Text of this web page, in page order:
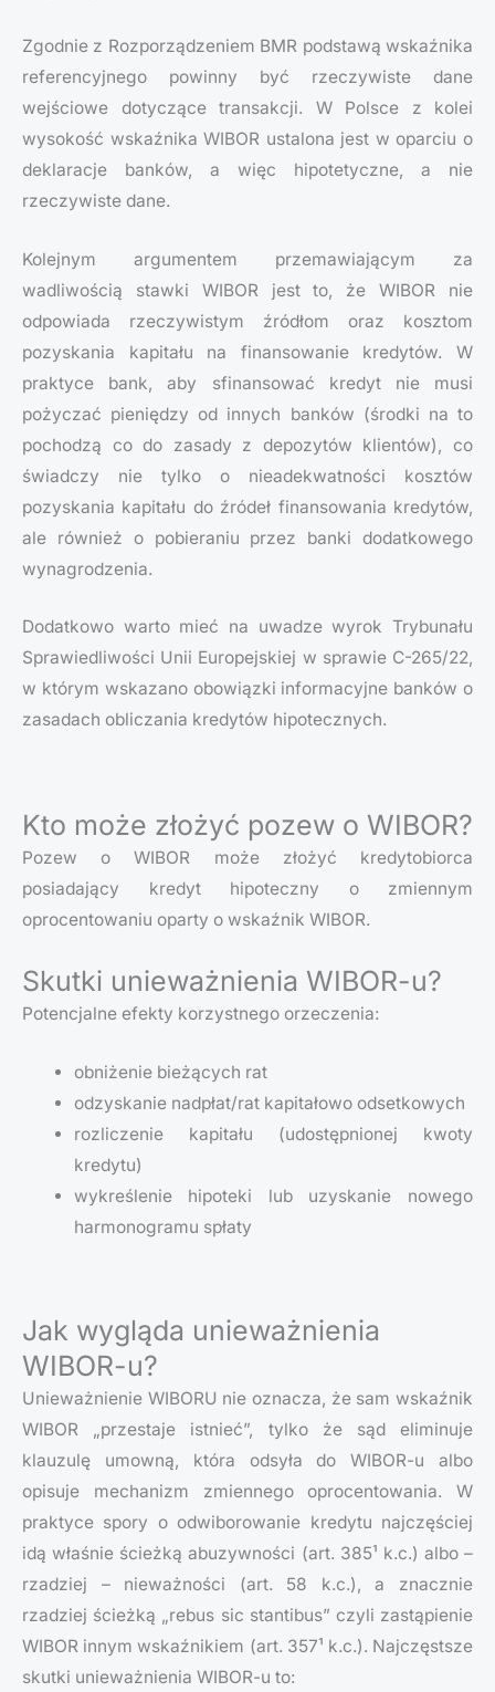
Zgodnie z Rozporządzeniem BMR podstawą wskaźnika
referencyjnego powinny być rzeczywiste dane
wejściowe dotyczące transakcji. W Polsce z kolei
wysokość wskaźnika WIBOR ustalona jest w oparciu o
deklaracje banków, a więc hipotetyczne, a nie
rzeczywiste dane.
Kolejnym argumentem przemawiającym za
wadliwością stawki WIBOR jest to, że WIBOR nie
odpowiada rzeczywistym źródłom oraz kosztom
pozyskania kapitału na finansowanie kredytów. W
praktyce bank, aby sfinansować kredyt nie musi
pożyczać pieniędzy od innych banków (środki na to
pochodzą co do zasady z depozytów klientów), co
świadczy nie tylko o nieadekwatności kosztów
pozyskania kapitału do źródeł finansowania kredytów,
ale również o pobieraniu przez banki dodatkowego
wynagrodzenia.
Dodatkowo warto mieć na uwadze wyrok Trybunału
Sprawiedliwości Unii Europejskiej w sprawie C-265/22,
w którym wskazano obowiązki informacyjne banków o
zasadach obliczania kredytów hipotecznych.
Kto może złożyć pozew o WIBOR?
Pozew o WIBOR może złożyć kredytobiorca
posiadający kredyt hipoteczny o zmiennym
oprocentowaniu oparty o wskaźnik WIBOR.
Skutki unieważnienia WIBOR-u?
Potencjalne efekty korzystnego orzeczenia:
obniżenie bieżących rat
odzyskanie nadpłat/rat kapitałowo odsetkowych
rozliczenie kapitału (udostępnionej kwoty
kredytu)
wykreślenie hipoteki lub uzyskanie nowego
harmonogramu spłaty
Jak wygląda unieważnienia
WIBOR-u?
Unieważnienie WIBORU nie oznacza, że sam wskaźnik
WIBOR „przestaje istnieć”, tylko że sąd eliminuje
klauzulę umowną, która odsyła do WIBOR-u albo
opisuje mechanizm zmiennego oprocentowania. W
praktyce spory o odwiborowanie kredytu najczęściej
idą właśnie ścieżką abuzywności (art. 385¹ k.c.) albo –
rzadziej – nieważności (art. 58 k.c.), a znacznie
rzadziej ścieżką „rebus sic stantibus” czyli zastąpienie
WIBOR innym wskaźnikiem (art. 357¹ k.c.). Najczęstsze
skutki unieważnienia WIBOR-u to: